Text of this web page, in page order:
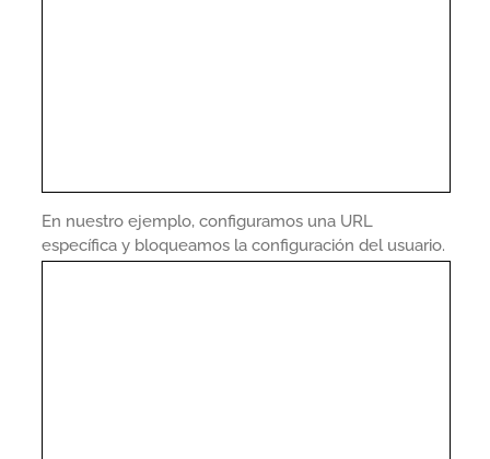
En nuestro ejemplo, configuramos una URL
específica y bloqueamos la configuración del usuario.